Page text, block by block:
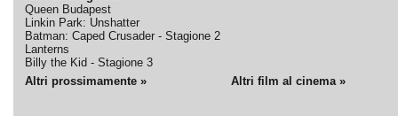
Queen Budapest
Linkin Park: Unshatter
Batman: Caped Crusader - Stagione 2
Lanterns
Billy the Kid - Stagione 3
Altri prossimamente » Altri film al cinema »